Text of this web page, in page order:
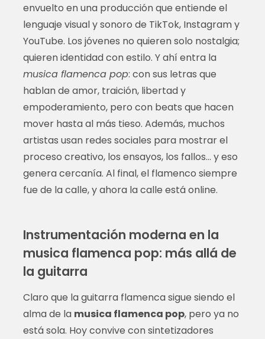
envuelto en una producción que entiende el
lenguaje visual y sonoro de TikTok, Instagram y
YouTube. Los jóvenes no quieren solo nostalgia;
quieren identidad con estilo. Y ahí entra la
musica flamenca pop: con sus letras que
hablan de amor, traición, libertad y
empoderamiento, pero con beats que hacen
mover hasta al más tieso. Además, muchos
artistas usan redes sociales para mostrar el
proceso creativo, los ensayos, los fallos… y eso
genera cercanía. Al final, el flamenco siempre
fue de la calle, y ahora la calle está online.
Instrumentación moderna en la
musica flamenca pop: más allá de
la guitarra
Claro que la guitarra flamenca sigue siendo el
alma de la musica flamenca pop, pero ya no
está sola. Hoy convive con sintetizadores